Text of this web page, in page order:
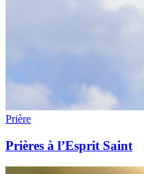
Prière
Prières à l’Esprit Saint